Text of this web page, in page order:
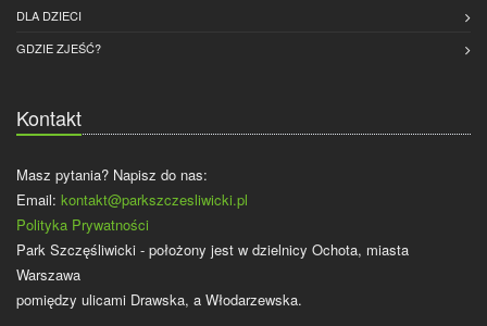
DLA DZIECI
GDZIE ZJEŚĆ?
Kontakt
Masz pytania? Napisz do nas:
Email: kontakt@parkszczesliwicki.pl
Polityka Prywatności
Park Szczęśliwicki - położony jest w dzielnicy Ochota, miasta
Warszawa
pomiędzy ulicami Drawska, a Włodarzewska.